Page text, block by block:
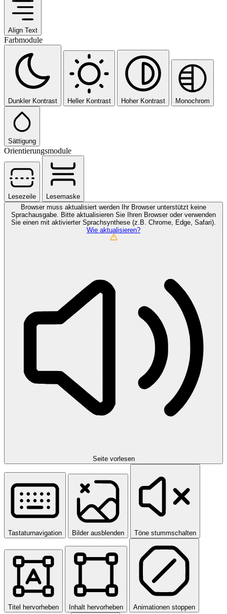
Align Text
Farbmodule
Dunkler Kontrast Heller Kontrast Hoher Kontrast Monochrom
Sättigung
Orientierungsmodule
Lesezeile
Lesemaske
Browser muss aktualisiert werden
Ihr Browser unterstützt keine
Sprachausgabe. Bitte aktualisieren Sie Ihren Browser oder verwenden
Sie einen mit aktivierter Sprachsynthese (z.B. Chrome, Edge, Safari).
Wie aktualisieren?
Seite vorlesen
Tastaturnavigation Bilder ausblenden Töne stummschalten
Titel hervorheben Inhalt hervorheben Animationen stoppen